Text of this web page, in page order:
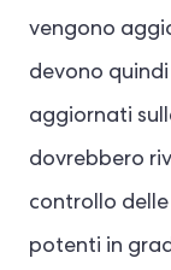
vengono
devono
aggiornati
dovrebbero
controllo
potenti in